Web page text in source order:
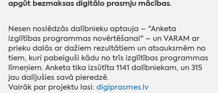
apgūt bezmaksas digitālo prasmju mācības.
Nesen noslēdzās dalībnieku aptauja – "Anketa
izglītības programmas novērtēšanai" – un VARAM ar
prieku dalās ar dažiem rezultātiem un atsauksmēm no
tiem, kuri pabeiguši kādu no trīs izglītības programmas
līmeņiem. Anketa tika izsūtīta 1141 dalībniekam, un 315
jau dalījušies savā pieredzē.
Vairāk par projektu lasi: digiprasmes.lv